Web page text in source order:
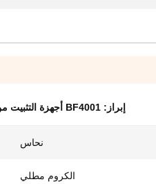
إبراز: BF4001 أجهزة التثبيت من النحاس,M22X1.5X1/2 التجهيزات النحاسية
نحاس
الكروم مطلي